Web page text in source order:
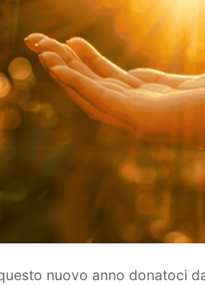
questo nuovo anno donatoci